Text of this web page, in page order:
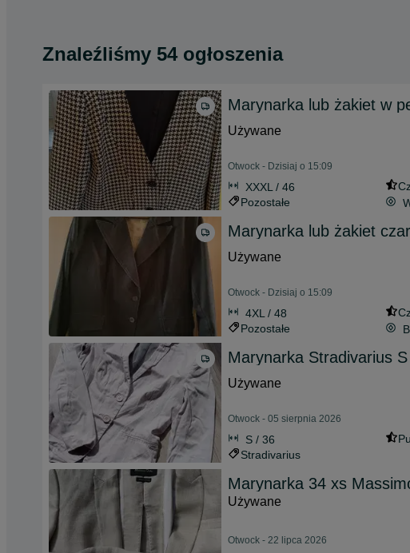
Znaleźliśmy 54 ogłoszenia
Marynarka lub żakiet w
Używane
Otwock - Dzisiaj o 15:09
XXXL / 46
Pozostałe
Marynarka lub żakiet
Używane
Otwock - Dzisiaj o 15:09
4XL / 48
Pozostałe
Marynarka Stradivarius
Używane
Otwock - 05 sierpnia 2026
S / 36
Stradivarius
Marynarka 34 xs
Używane
Otwock - 22 lipca 2026